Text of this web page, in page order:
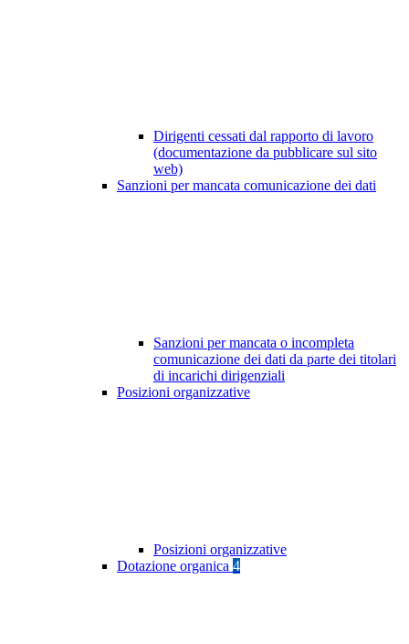
Dirigenti cessati dal rapporto di lavoro
(documentazione da pubblicare sul sito
web)
Sanzioni per mancata comunicazione dei dati
Sanzioni per mancata o incompleta
comunicazione dei dati da parte dei titolari
di incarichi dirigenziali
Posizioni organizzative
Posizioni organizzative
Dotazione organica 4